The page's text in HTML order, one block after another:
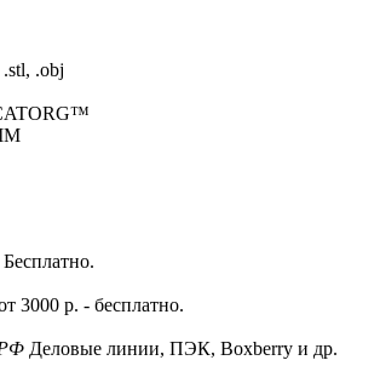
.stl, .obj
Бесплатно.
3000 р. - бесплатно.
РФ Деловые линии, ПЭК, Boxberry и др.